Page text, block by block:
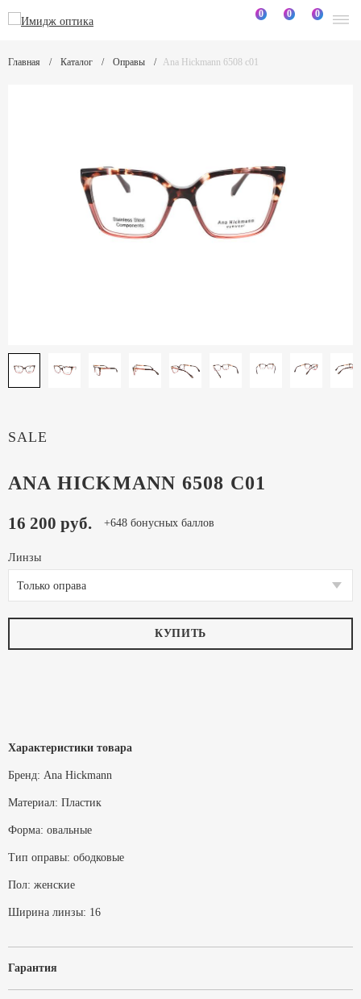
0 0 0
Главная Каталог Оправы Ana Hickmann 6508 c01
SALE
ANA HICKMANN 6508 C01
16 200 руб. +648 бонусных баллов
Линзы
Только оправа
КУПИТЬ
Характеристики товара
Бренд: Ana Hickmann
Материал: Пластик
Форма: овальные
Тип оправы: ободковые
Пол: женские
Ширина линзы: 16
Гарантия